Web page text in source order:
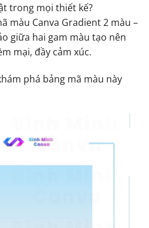
trong mọi thiết kế?
màu Canva Gradient 2 màu –
giữa hai gam màu tạo nên
mại, đầy cảm xúc.
phá bảng mã màu này